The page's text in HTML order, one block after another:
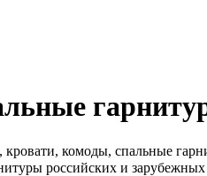
комоды, спальные
российских и